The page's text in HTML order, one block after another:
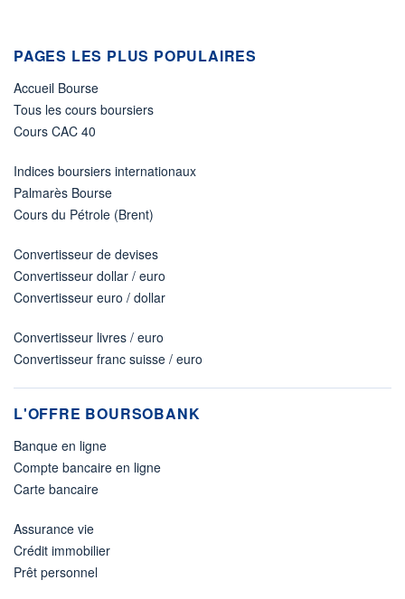
PAGES LES PLUS POPULAIRES
Accueil Bourse
Tous les cours boursiers
Cours CAC 40
Indices boursiers internationaux
Palmarès Bourse
Cours du Pétrole (Brent)
Convertisseur de devises
Convertisseur dollar / euro
Convertisseur euro / dollar
Convertisseur livres / euro
Convertisseur franc suisse / euro
L'OFFRE BOURSOBANK
Banque en ligne
Compte bancaire en ligne
Carte bancaire
Assurance vie
Crédit immobilier
Prêt personnel